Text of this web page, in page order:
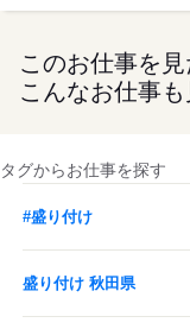
このお仕事を
こんなお仕事
タグからお仕事を探す
#盛り付け
盛り付け 秋田県